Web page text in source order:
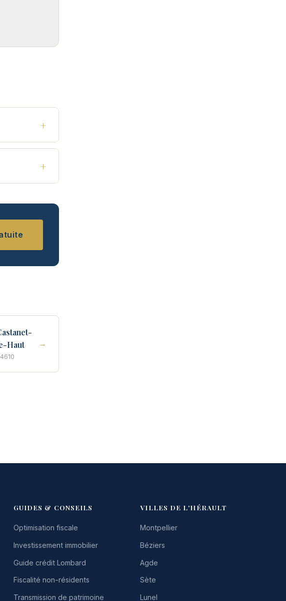
+
+
Haut
→
GUIDES & CONSEILS
Optimisation fiscale
Investissement immobilier
Guide crédit Lombard
Fiscalité non-résidents
Transmission de patrimoine
VILLES DE L'HÉRAULT
Montpellier
Béziers
Agde
Sète
Lunel